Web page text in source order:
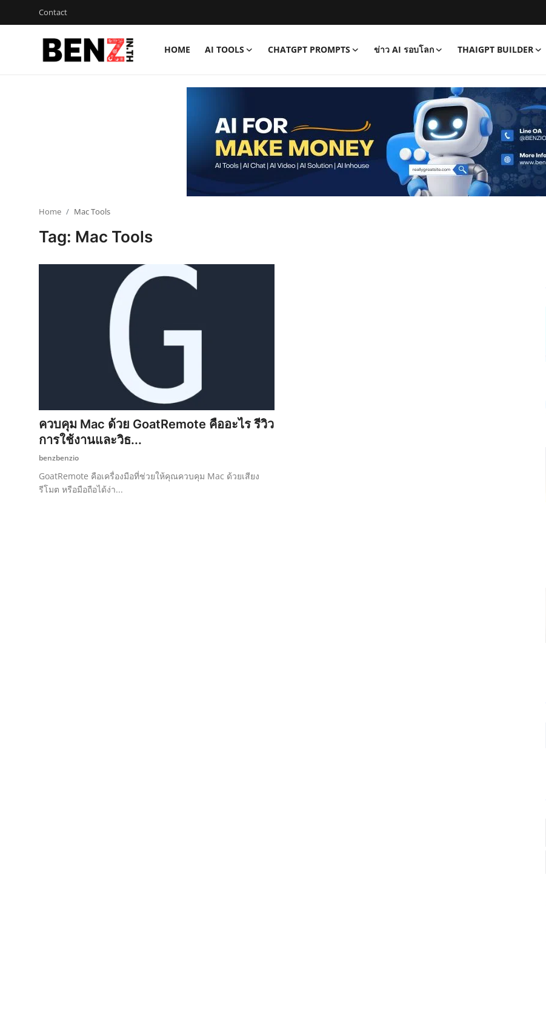
Contact
HOME AI TOOLS CHATGPT PROMPTS ข่าว AI รอบโลก THAIGPT BUILDER
ThaiGPT Builder
คอร์สเรียน ChatGPT
Home Mac Tools
Tag: Mac Tools
ควบคุม Mac ด้วย GoatRemote คืออะไร รีวิว
การใช้งานและวิธ...
benzbenzio
GoatRemote คือเครื่องมือที่ช่วยให้คุณควบคุม Mac ด้วยเสียง
รีโมต หรือมือถือได้ง่า...